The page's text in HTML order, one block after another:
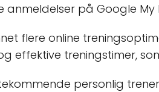
anmeldelser på Google
flere online
effektive treningstimer,
personlig